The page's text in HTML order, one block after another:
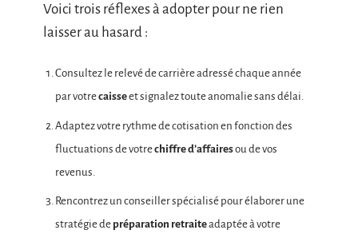
Voici trois réflexes à adopter pour ne rien
laisser au hasard :
Consultez le relevé de carrière adressé chaque année
par votrecaisseet signalez toute anomalie sans délai.
Adaptez votre rythme de cotisation en fonction des
fluctuations de votrechiffre d’affairesou de vos
revenus.
Rencontrez un conseiller spécialisé pour élaborer une
stratégie de préparation retraiteadaptée à votre